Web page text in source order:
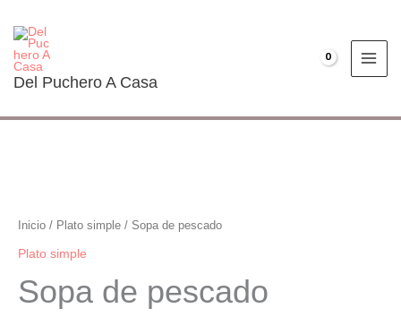
contenido
Del Puchero A Casa
Inicio / Plato simple / Sopa de pescado
Plato simple
Sopa de pescado
pescado
cantidad